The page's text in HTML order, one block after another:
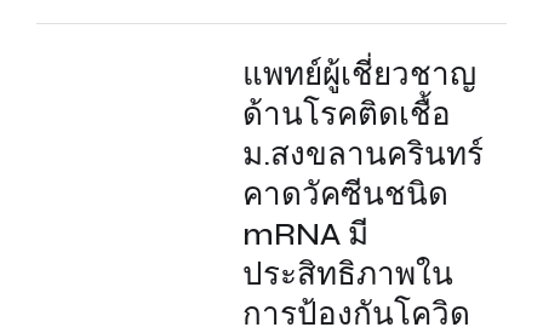
แพทย์ผู้เชี่ยวชาญ
ด้านโรคติดเชื้อ
ม.สงขลานครินทร์
คาดวัคซีนชนิด
mRNA มี
ประสิทธิภาพใน
การป้องกันโควิด